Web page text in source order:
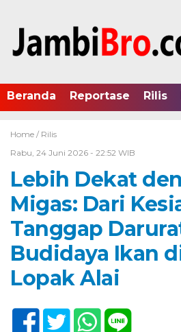
Beranda Reportase Rilis
Home / Rilis
Rabu, 24 Juni 2026 - 22:52 WIB
Lebih Dekat
Migas: Dari
Tanggap
Budidaya Ikan
Lopak Alai